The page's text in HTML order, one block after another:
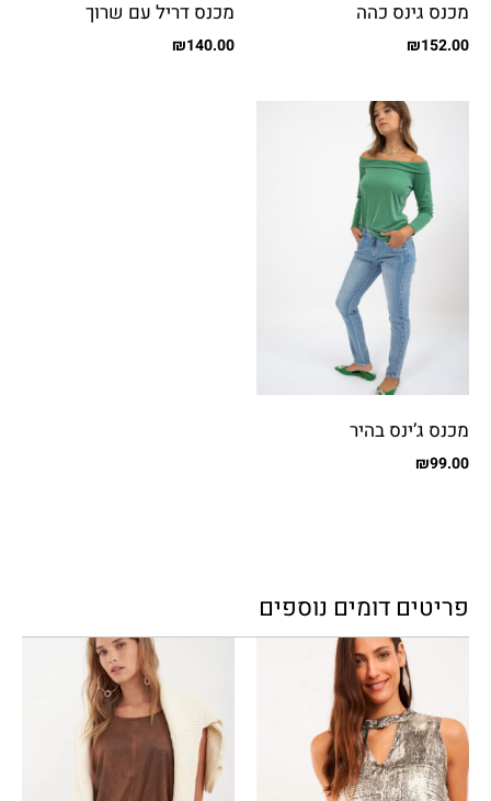
מכנס גינס כהה
₪152.00
מכנס דריל עם שרוך
₪140.00
מכנס ג’ינס בהיר
₪99.00
פריטים דומים נוספים